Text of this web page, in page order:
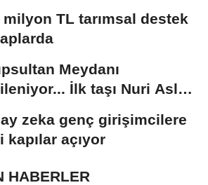
milyon TL tarımsal destek
Meydanı
İlk taşı Nuri Aslan
zeka genç girişimcilere
kapılar açıyor
HABERLER